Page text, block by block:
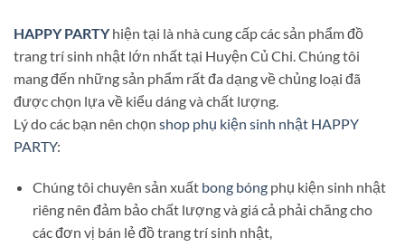
HAPPY PARTYhiện tại là nhà cung cấp các sản phẩm đồ
trang trí sinh nhật lớn nhất tại Huyện Củ Chi. Chúng tôi
mang đến những sản phẩm rất đa dạng về chủng loại đã
được chọn lựa về kiểu dáng và chất lượng.
Lý do các bạn nên chọn shop phụ kiện sinh nhật HAPPY
PARTY:
Chúng tôi chuyên sản xuất bong bóngphụ kiện sinh nhật
riêng nên đảm bảo chất lượng và giá cả phải chăng cho
các đơn vị bán lẻ đồ trang trí sinh nhật,